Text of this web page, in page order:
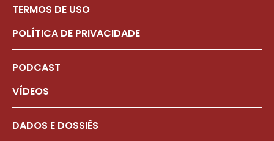
TERMOS DE USO
POLÍTICA DE PRIVACIDADE
PODCAST
VÍDEOS
DADOS E DOSSIÊS